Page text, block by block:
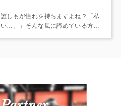
しもが憧れを持ちますよね？「私
…。」そんな風に諦めている方！